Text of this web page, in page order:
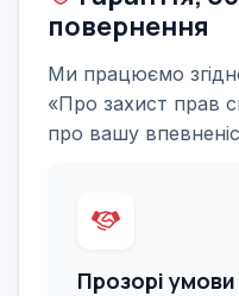
повернення
Ми працюємо
«Про захист прав
про вашу
Прозорі умови